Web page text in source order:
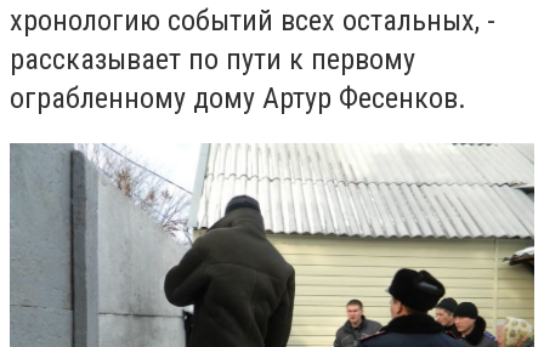
хронологию событий всех остальных, -
рассказывает по пути к первому
ограбленному дому Артур Фесенков.